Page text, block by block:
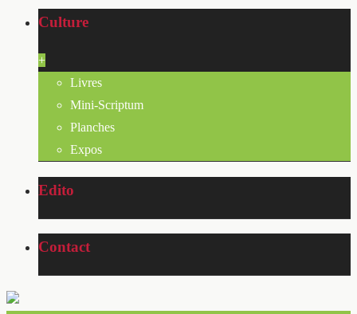
Culture
+
Livres
Mini-Scriptum
Planches
Expos
Edito
Contact